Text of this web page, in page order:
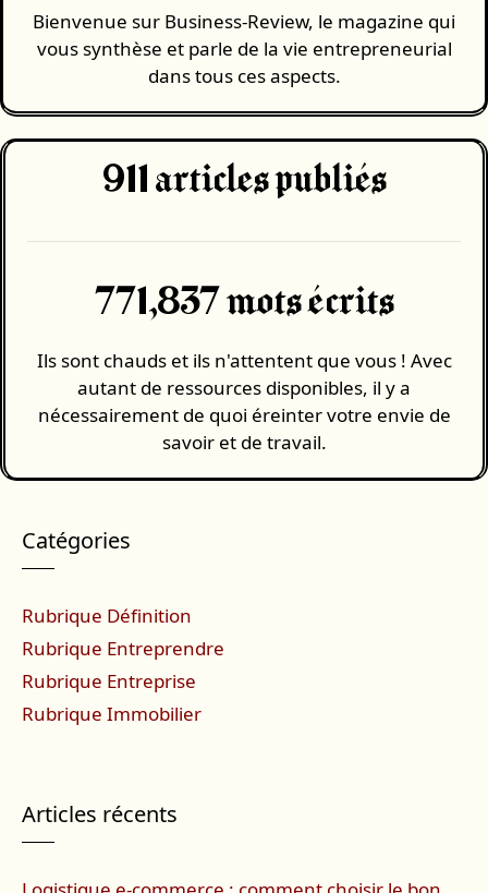
Bienvenue sur Business-Review, le magazine qui
vous synthèse et parle de la vie entrepreneurial
dans tous ces aspects.
911 articles publiés
771,837 mots écrits
Ils sont chauds et ils n'attentent que vous ! Avec
autant de ressources disponibles, il y a
nécessairement de quoi éreinter votre envie de
savoir et de travail.
Catégories
Rubrique Définition
Rubrique Entreprendre
Rubrique Entreprise
Rubrique Immobilier
Articles récents